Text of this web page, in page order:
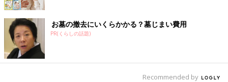
お墓の撤去にいくらかかる？墓じまい費用
PR(くらしの話題)
Recommended by